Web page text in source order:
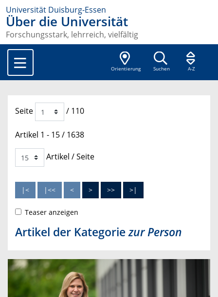
Universität Duisburg-Essen
Über die Universität
Forschungsstark, lehrreich, vielfältig
Orientierung Suchen A-Z
Seite / 110
Artikel 1 - 15 / 1638
Artikel / Seite
Teaser anzeigen
Artikel der Kategoriezur Person